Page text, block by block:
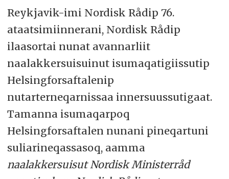
Reykjavik-imi Nordisk Rådip 76.
ataatsimiinnerani, Nordisk Rådip
ilaasortai nunat avannarliit
naalakkersuisuinut isumaqatigiissutip
Helsingforsaftalenip
nutarterneqarnissaa innersuussutigaat.
Tamanna isumaqarpoq
Helsingforsaftalen nunani pineqartuni
suliarineqassasoq, aamma
naalakkersuisut Nordisk Ministerråd